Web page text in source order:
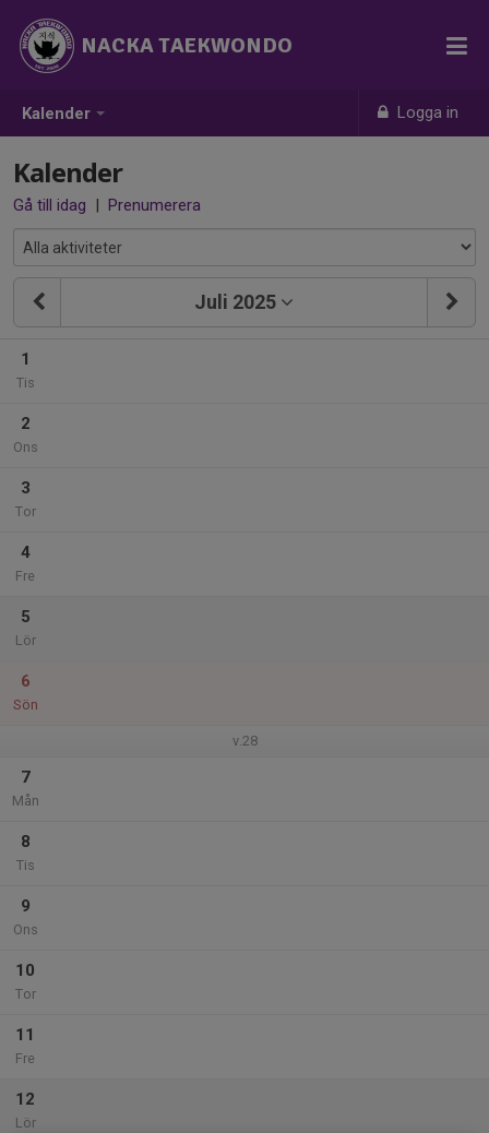
Kalender Logga in
NACKA TAEKWONDO
Kalender
Gå till idag | Prenumerera
Juli 2025
1
Tis
2
Ons
3
Tor
4
Fre
5
Lör
6
Sön
v.28
7
Mån
8
Tis
9
Ons
10
Tor
11
Fre
12
Lör